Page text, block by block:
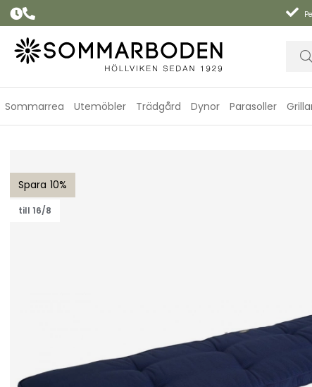
Sommarrea Utemöbler Trädgård Dynor Parasoller
10
till 16/8